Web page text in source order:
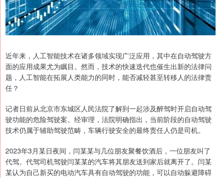
近年来，人工智能技术在诸多领域实现广泛应用，其中在自动驾驶方
面的应用成果尤为瞩目。然而，技术的快速迭代也催生出新的法律问
题，人工智能在拓展人类能力的同时，能否减轻甚至转移人的法律责
任？
记者日前从北京市东城区人民法院了解到一起涉及醉驾时开启自动驾
驶功能的危险驾驶案。经审理，法院明确指出，当前阶段的自动驾驶
技术仍属于辅助驾驶范畴，车辆行驶安全的最终责任人仍是司机。
2023年3月某日夜间，闫某某与几位朋友聚餐饮酒后，一位朋友叫了
代驾。代驾司机驾驶闫某某的汽车将其朋友送到家后就离开了。闫某
某认为自己新买的电动汽车具有自动驾驶的功能，可以自动躲避障碍